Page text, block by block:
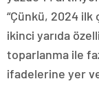
“Çünkü, 2024 ilk
ikinci yarıda
toparlanma ile
ifadelerine yer